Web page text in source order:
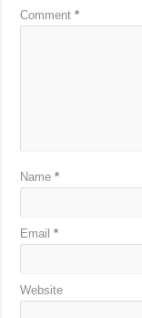
Comment*
Name*
Email*
Website